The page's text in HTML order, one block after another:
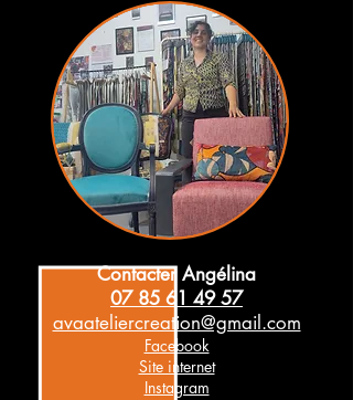
Contacter Angélina
07 85 61 49 57
avaateliercreation@gmail.com
Facebook
Site internet
Instagram